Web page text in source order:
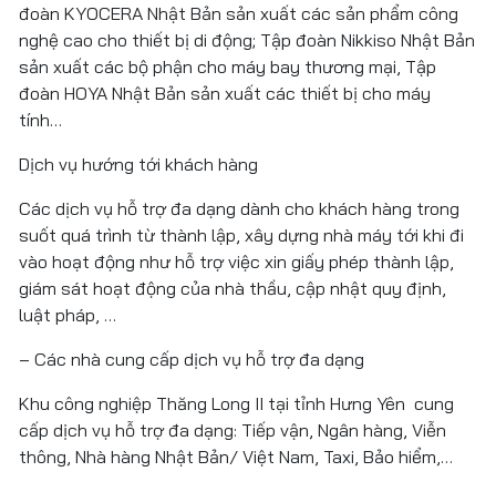
đoàn KYOCERA Nhật Bản sản xuất các sản phẩm công
nghệ cao cho thiết bị di động; Tập đoàn Nikkiso Nhật Bản
sản xuất các bộ phận cho máy bay thương mại, Tập
đoàn HOYA Nhật Bản sản xuất các thiết bị cho máy
tính…
Dịch vụ hướng tới khách hàng
Các dịch vụ hỗ trợ đa dạng dành cho khách hàng trong
suốt quá trình từ thành lập, xây dựng nhà máy tới khi đi
vào hoạt động như hỗ trợ việc xin giấy phép thành lập,
giám sát hoạt động của nhà thầu, cập nhật quy định,
luật pháp, …
– Các nhà cung cấp dịch vụ hỗ trợ đa dạng
Khu công nghiệp Thăng Long II tại tỉnh Hưng Yên cung
cấp dịch vụ hỗ trợ đa dạng: Tiếp vận, Ngân hàng, Viễn
thông, Nhà hàng Nhật Bản/ Việt Nam, Taxi, Bảo hiểm,…